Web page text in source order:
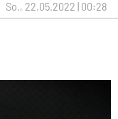
So., 22.05.2022 | 00:28